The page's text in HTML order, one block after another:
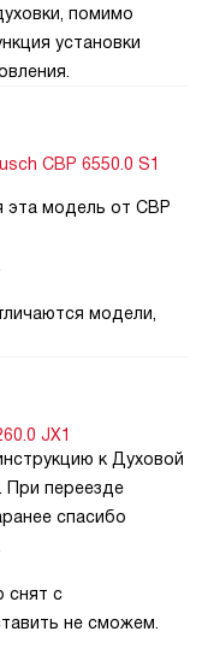
помимо
установки
CBP 6550.0 S1
эта модель от CВP
модели,
JX1
к Духовой
При переезде
спасибо
снят с
не сможем.